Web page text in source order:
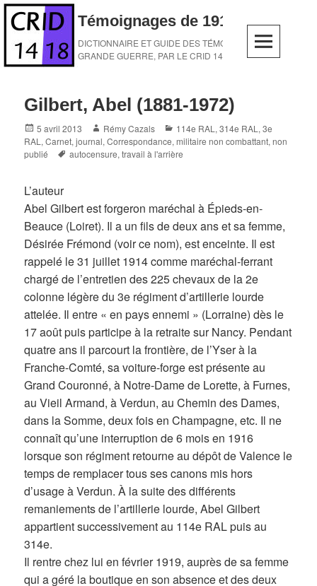
Skip
content
Témoignages de 1914-1918
DICTIONNAIRE ET GUIDE DES TÉMOINS DE LA
GRANDE GUERRE, PAR LE CRID 14-18
Gilbert, Abel (1881-1972)
Posted
on
5 avril 2013 Author
Rémy Cazals Categories
114e RAL ,314e RAL ,3e
RAL ,Carnet, journal,Correspondance,militaire non combattant,non
publié
Tags
autocensure,travail à l'arrière
L’auteur
Abel Gilbert est forgeron maréchal à Épieds-en-
Beauce (Loiret). Il a un fils de deux ans et sa femme,
Désirée Frémond (voir ce nom), est enceinte. Il est
rappelé le 31 juillet 1914 comme maréchal-ferrant
chargé de l’entretien des 225 chevaux de la 2e
colonne légère du 3e régiment d’artillerie lourde
attelée. Il entre « en pays ennemi » (Lorraine) dès le
17 août puis participe à la retraite sur Nancy. Pendant
quatre ans il parcourt la frontière, de l’Yser à la
Franche-Comté, sa voiture-forge est présente au
Grand Couronné, à Notre-Dame de Lorette, à Furnes,
au Vieil Armand, à Verdun, au Chemin des Dames,
dans la Somme, deux fois en Champagne, etc. Il ne
connaît qu’une interruption de 6 mois en 1916
lorsque son régiment retourne au dépôt de Valence le
temps de remplacer tous ses canons mis hors
d’usage à Verdun. À la suite des différents
remaniements de l’artillerie lourde, Abel Gilbert
appartient successivement au 114e RAL puis au
314e.
Il rentre chez lui en février 1919, auprès de sa femme
qui a géré la boutique en son absence et des deux